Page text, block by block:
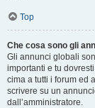
Top
Che cosa sono gli
Gli annunci globali
importanti e tu
cima a tutti i forum ed
scrivere su un
dall’amministratore.